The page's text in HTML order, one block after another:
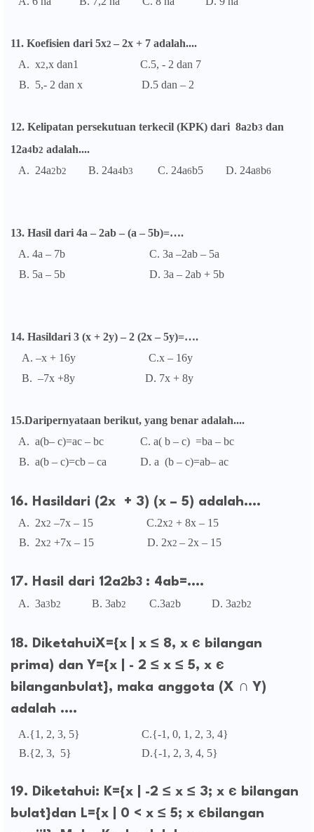
11. Koefisien dari 5x2 – 2x + 7 adalah....
A. x2,x dan1 C.5, - 2 dan 7
B. 5,- 2 dan x D.5 dan – 2
12. Kelipatan persekutuan terkecil (KPK) dari 8a2b3 dan
12a4b2 adalah....
A. 24a2b2 B. 24a4b3 C. 24a6b5 D. 24a8b6
13. Hasil dari 4a – 2ab – (a – 5b)=….
A. 4a – 7b
C. 3a –2ab – 5a
B. 5a – 5b
D. 3a – 2ab + 5b
14. Hasildari 3 (x + 2y) – 2 (2x – 5y)=….
A. –x + 16y C.x – 16y
B. –7x +8y D. 7x + 8y
15.Daripernyataan berikut, yang benar adalah....
A. a(b– c)=ac – bc C. a( b – c) =ba – bc
B. a(b – c)=cb – ca D. a (b – c)=ab– ac
16. Hasildari (2x + 3) (x – 5) adalah....
A. 2x2 –7x – 15 C.2x2 + 8x – 15
B. 2x2 +7x – 15 D. 2x2 – 2x – 15
17. Hasil dari 12a2b3 : 4ab=....
A. 3a3b2 B. 3ab2 C.3a2b D. 3a2b2
18. DiketahuiX={x | x ≤ 8, x є bilangan
prima) dan Y={x | - 2 ≤ x ≤ 5, x є
bilanganbulat}, maka anggota (X ∩ Y)
adalah ....
A.{1, 2, 3, 5} C.{-1, 0, 1, 2, 3, 4}
B.{2, 3, 5} D.{-1, 2, 3, 4, 5}
19. Diketahui: K={x | -2 ≤ x ≤ 3; x є bilangan
bulat}dan L={x | 0 < x ≤ 5; x єbilangan